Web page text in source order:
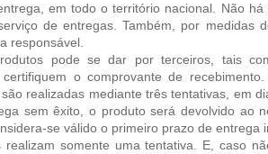
em todo o território nacional. Não
de entregas. Também, por medidas
responsável.
pode se dar por terceiros, tais
o comprovante de
realizadas mediante três tentativas, em
sem êxito, o produto será devolvido ao
se válido o primeiro prazo de entrega
realizam somente uma tentativa. E, caso